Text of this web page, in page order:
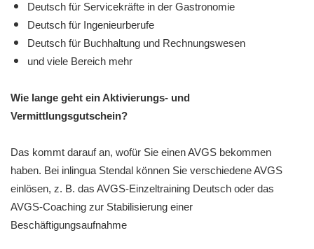
Deutsch für Servicekräfte in der Gastronomie
Deutsch für Ingenieurberufe
Deutsch für Buchhaltung und Rechnungswesen
und viele Bereich mehr
Wie lange geht ein Aktivierungs- und
Vermittlungsgutschein?
Das kommt darauf an, wofür Sie einen AVGS bekommen
haben. Bei inlingua Stendal können Sie verschiedene AVGS
einlösen, z. B. das AVGS-Einzeltraining Deutsch oder das
AVGS-Coaching zur Stabilisierung einer
Beschäftigungsaufnahme